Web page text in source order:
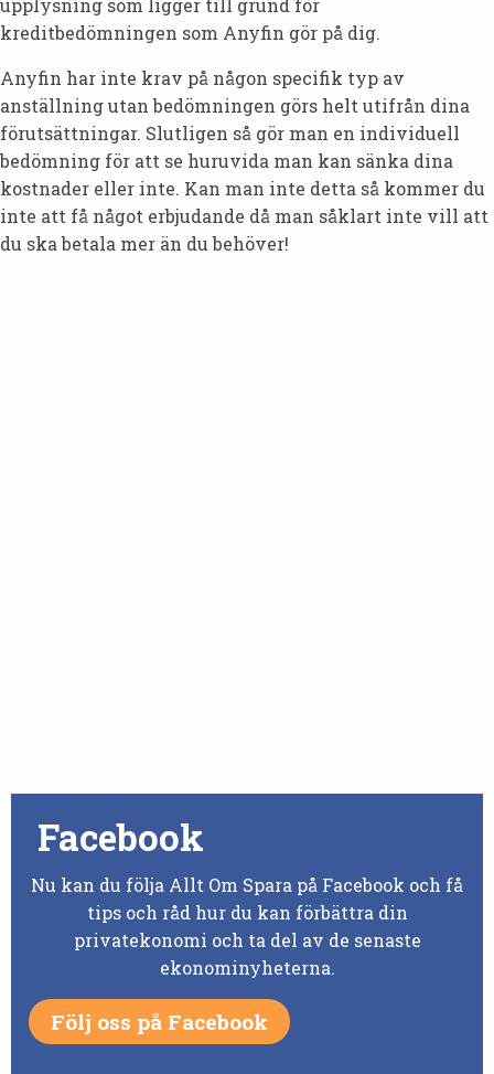
upplysning som ligger till grund för
kreditbedömningen som Anyfin gör på dig.
Anyfin har inte krav på någon specifik typ av
anställning utan bedömningen görs helt utifrån dina
förutsättningar. Slutligen så gör man en individuell
bedömning för att se huruvida man kan sänka dina
kostnader eller inte. Kan man inte detta så kommer du
inte att få något erbjudande då man såklart inte vill att
du ska betala mer än du behöver!
Facebook
Nu kan du följa Allt Om Spara på Facebook och få
tips och råd hur du kan förbättra din
privatekonomi och ta del av de senaste
ekonominyheterna.
Följ oss på Facebook